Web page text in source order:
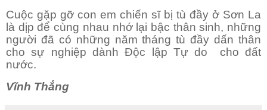
Cuộc gặp gỡ con em chiến sĩ bị tù đầy ở Sơn La
là dịp để cùng nhau nhớ lại bậc thân sinh, những
người đã có những năm tháng tù đầy dấn thân
cho sự nghiệp dành Độc lập Tự do cho đất
nước.
Vĩnh Thắng